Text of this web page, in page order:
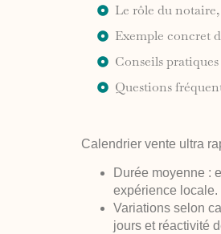
Le rôle du
Exemple concret
Conseils
Questions
Calendrier vente ultra
Durée moyenne :
expérience locale.
Variations selon
jours et réactivité